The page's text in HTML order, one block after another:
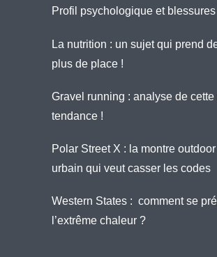
Profil psychologique et blessures
La nutrition : un sujet qui prend
plus de place !
Gravel running : analyse de
tendance !
Polar Street X : la montre
urbain qui veut casser les codes
Western States : comment se
l’extrême chaleur ?